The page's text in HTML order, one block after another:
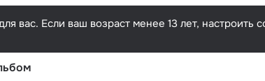
вас. Если ваш возраст менее 13 лет,